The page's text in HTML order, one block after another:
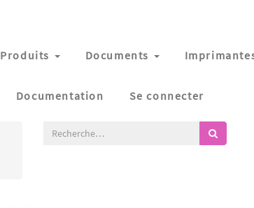
Produits Documents
Documentation Se connecter